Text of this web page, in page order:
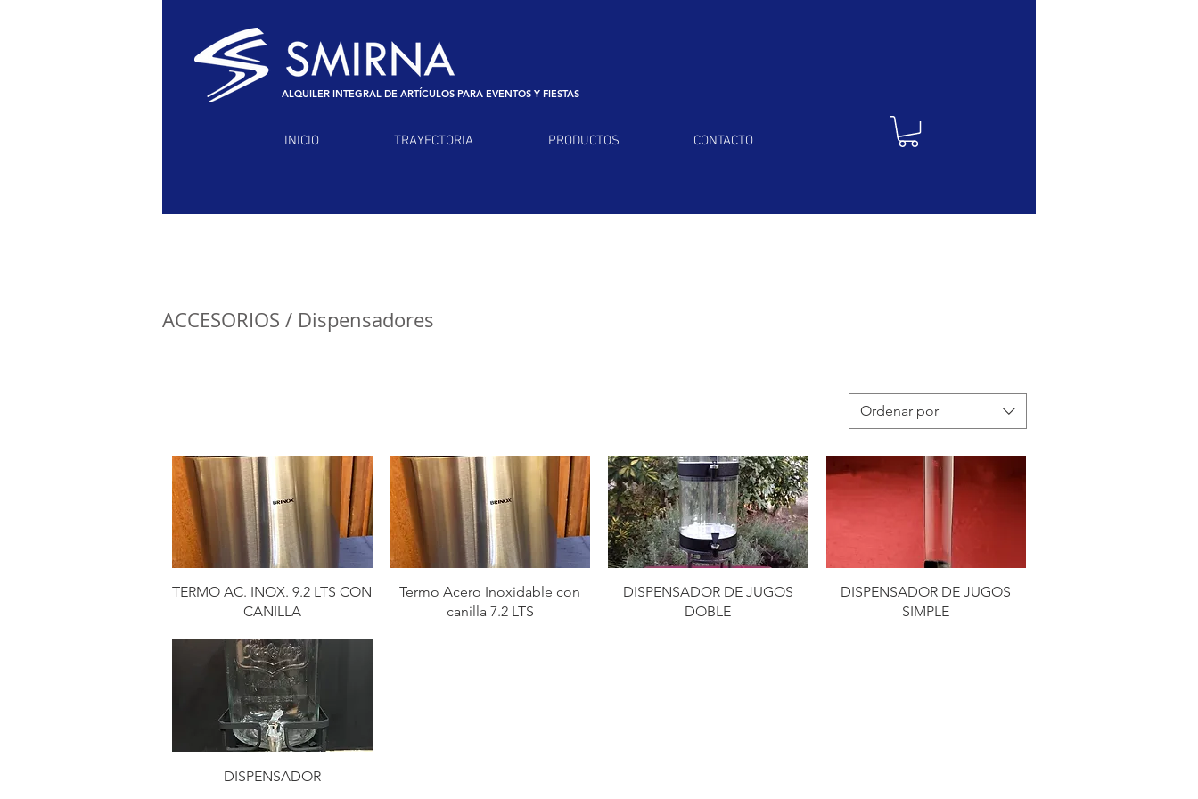
ALQUILER INTEGRAL DE ARTÍCULOS PARA EVENTOS Y FIESTAS
INICIO TRAYECTORIA PRODUCTOS CONTACTO
ACCESORIOS / Dispensadores
Ordenar por
TERMO AC. INOX. 9.2 LTS CON
CANILLA
Termo Acero Inoxidable con
canilla 7.2 LTS
DISPENSADOR DE JUGOS
DOBLE
DISPENSADOR DE JUGOS
SIMPLE
DISPENSADOR